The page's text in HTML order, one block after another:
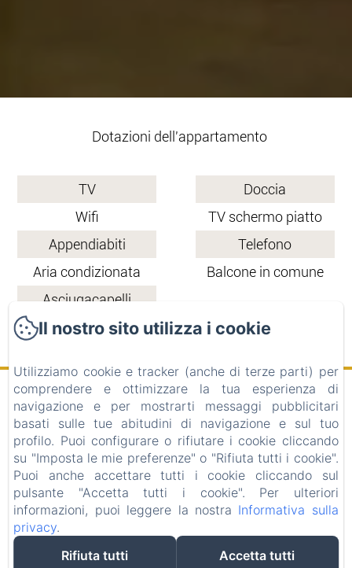
Dotazioni dell'appartamento
TV
Wifi
Appendiabiti
Aria condizionata
Asciugacapelli
Doccia
TV schermo piatto
Telefono
Balcone in comune
All' Ombra Del Castello
Via Molino 60, Cigliè, 12060, Italia
info@allombradelcastello.com
+39017460143
+393332478438 - +393333929212
C.I.R. 004069-AGR-00001 CIN:IT004069B584S536N7
Il nostro sito utilizza i cookie
Utilizziamo cookie e tracker (anche di terze parti) per
comprendere e ottimizzare la tua esperienza di
navigazione e per mostrarti messaggi pubblicitari
basati sulle tue abitudini di navigazione e sul tuo
profilo. Puoi configurare o rifiutare i cookie cliccando
su "Imposta le mie preferenze" o "Rifiuta tutti i cookie".
Puoi anche accettare tutti i cookie cliccando sul
pulsante "Accetta tutti i cookie". Per ulteriori
informazioni, puoi leggere la nostra Informativa sulla
privacy.
Rifiuta tutti
Accetta tutti